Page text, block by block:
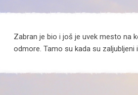
Zabran je bio i još je uvek mesto na
odmore. Tamo su kada su zaljubljeni